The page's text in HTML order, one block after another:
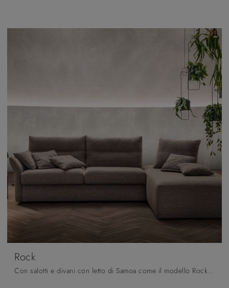
Rock
Con salotti e divani con letto di Samoa come il modello Rock in tessuto, potrai ultimare il tuo concept d'arredo.